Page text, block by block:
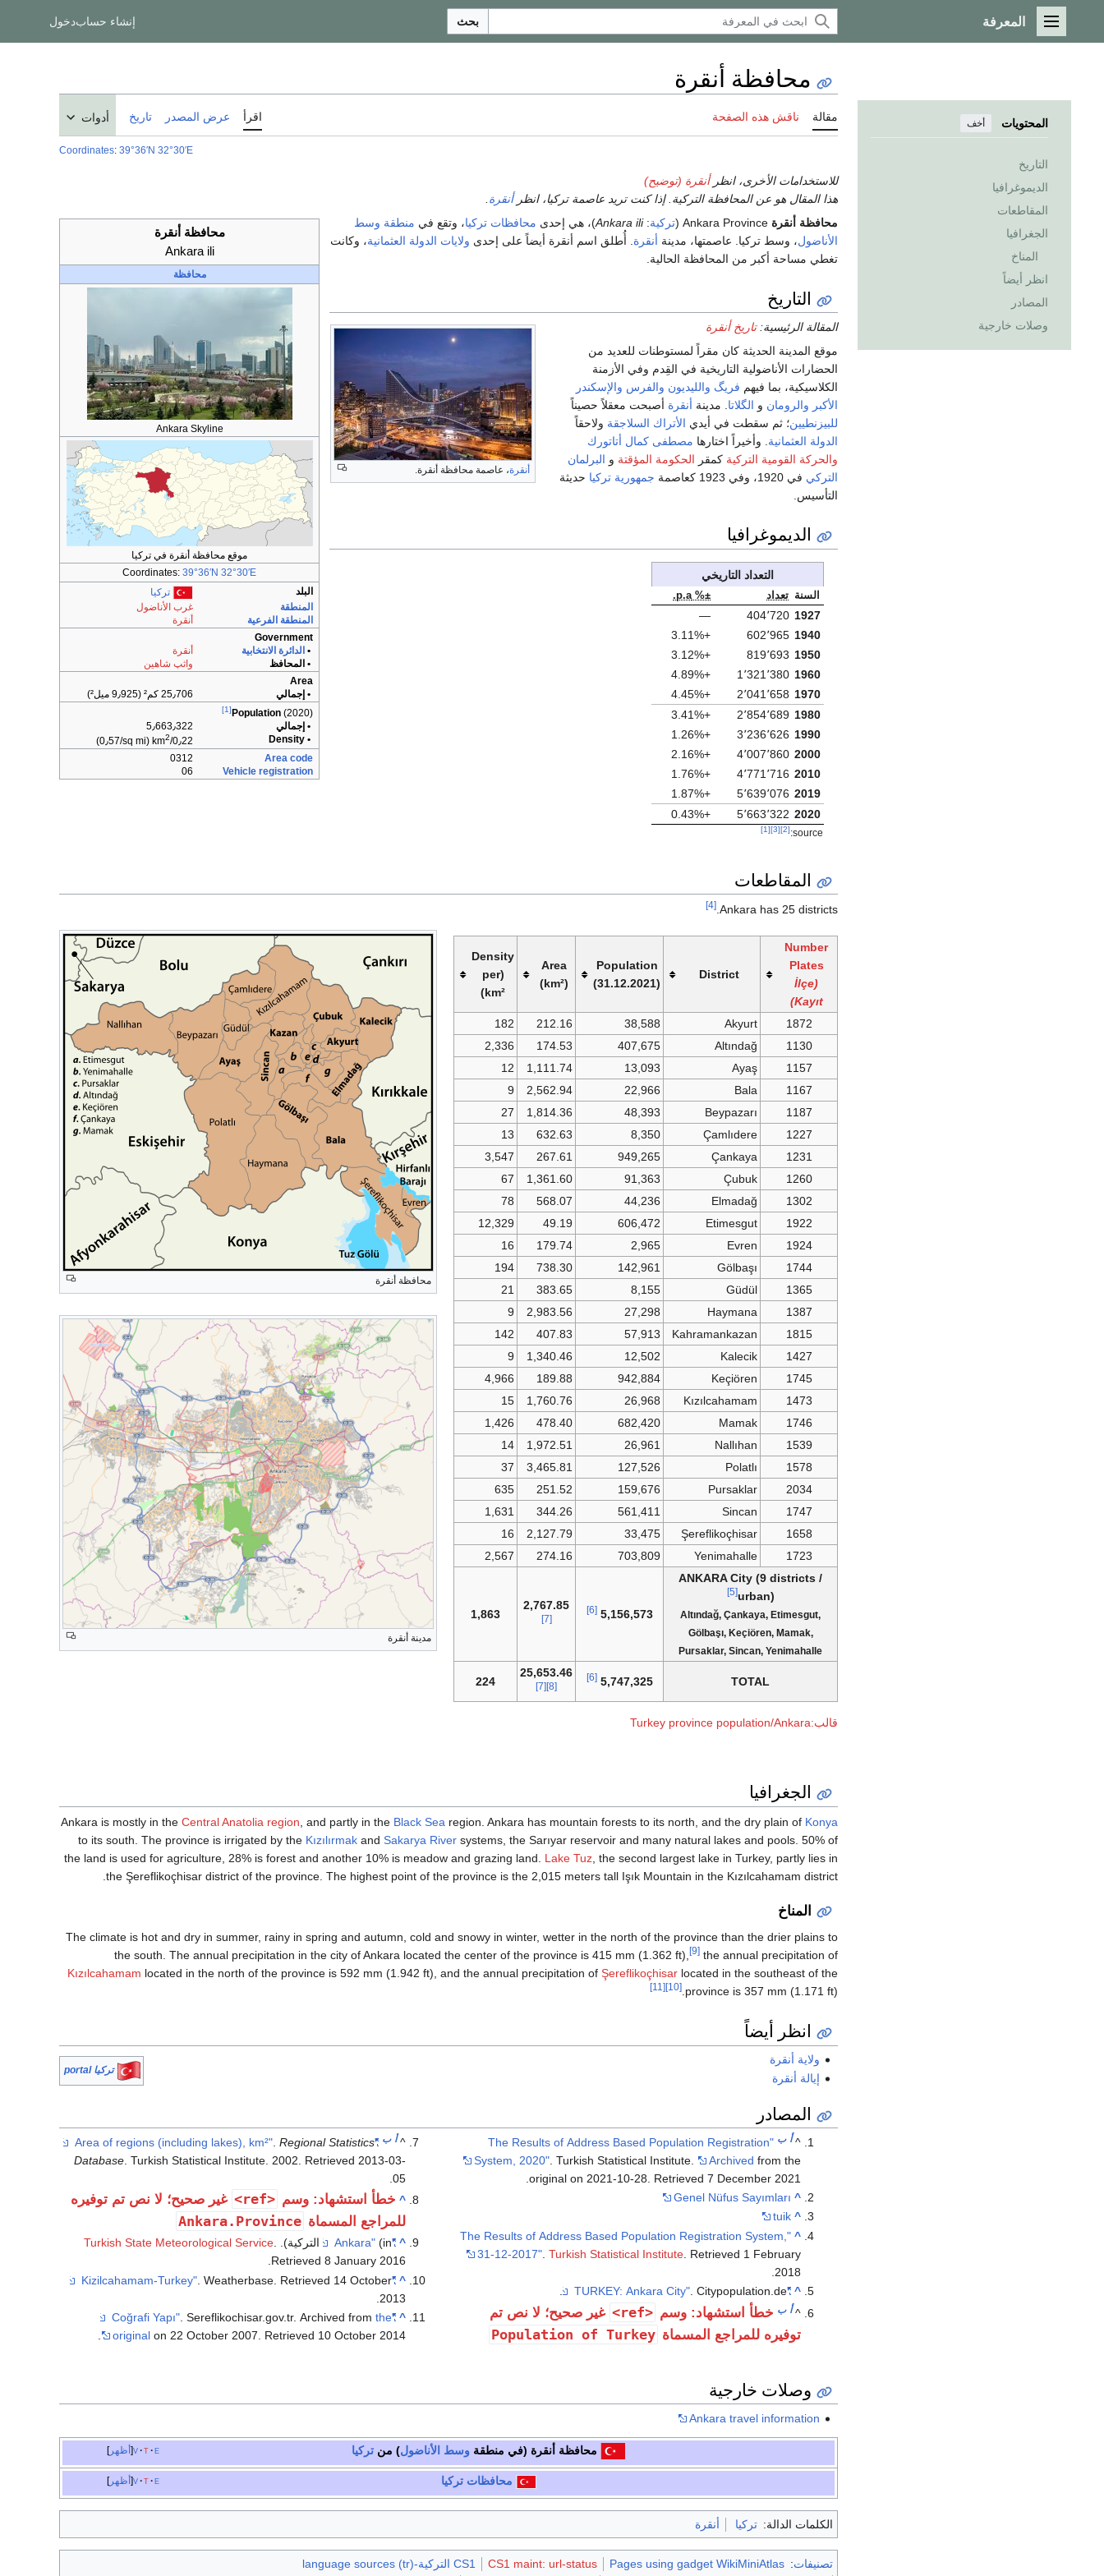
القائمة الرئيسية
المعرفة بحث إنشاء حسابدخول
المحتويات أخف
التاريخ
الديموغرافيا
المقاطعات
الجغرافيا
المناخ
انظر أيضاً
المصادر
وصلات خارجية
محافظة أنقرة
مقالة ناقش هذه الصفحة اقرأ عرض المصدر تاريخ أدوات
Coordinates: 39°36′N 32°30′E
للاستخدامات الأخرى، انظرأنقرة (توضيح)
هذا المقال هو عن المحافظة التركية. إذا كنت تريد عاصمة تركيا، انظرأنقرة
محافظة أنقرة
Ankara ili
محافظة
Ankara Skyline
موقع محافظة أنقرة في تركيا
Coordinates: 39°36′N 32°30′E
البلد
تركيا
المنطقة
غرب الأناضول
المنطقة الفرعية
أنقرة
Government
• الدائرة الانتخابية
أنقرة
• المحافظ
واثپ شاهين
Area
• إجمالي
25٫706 كم² (9٫925 ميل²)
Population (2020)
[1]
• إجمالي
5٫663٫322
• Density
0٫22/km 2
(0٫57/sq mi)
Area code
0312
Vehicle registration
06
محافظة أنقرة تركية:
Ankara ili)، هي إحدى محافظات تركيا، وتقع في منطقة وسط
الأناضول، وسط تركيا. عاصمتها، مدينة أنقرة . أُطلق اسم أنقرة أيضاً على إحدى ولايات الدولة العثمانية، وكانت
تغطي مساحة أكبر من المحافظة الحالية.
التاريخ
أنقرة، عاصمة محافظة أنقرة.
المقالة الرئيسية:تاريخ أنقرة
موقع المدينة الحديثة كان مقراً لمستوطنات للعديد من
الحضارات الأناضولية التاريخية في القِدم وفي الأزمنة
الكلاسيكية، بما فيهم فريگ والليديون والفرس والإسكندر
الأكبر والرومان و الگلاتا . مدينة أنقرة أصبحت معقلاً حصيناً
للبيزنطيين؛ ثم سقطت في أيدي الأتراك السلاجقة ولاحقاً
الدولة العثمانية . وأخيراً اختارها مصطفى كمال أتاتورك
والحركة القومية التركية كمقر الحكومة المؤقتة و البرلمان
التركي في 1920، وفي 1923 كعاصمة جمهورية تركيا حديثة
التأسيس.
الديموغرافيا
التعداد التاريخي
السنة تعداد ±% p.a.
1927 404٬720
—
1940 602٬965
+3.11%
1950 819٬693
+3.12%
1960 1٬321٬380
+4.89%
1970 2٬041٬658
+4.45%
1980 2٬854٬689
+3.41%
1990 3٬236٬626
+1.26%
2000 4٬007٬860
+2.16%
2010 4٬771٬716
+1.76%
2019 5٬639٬076
+1.87%
2020 5٬663٬322 +0.43%
source:
[2]
[3]
[1]
المقاطعات
Ankara has 25 districts.
[4]
محافظة أنقرة
مدينة أنقرة
Number
Plates
(İlçe
Kayıt)
District
Population
(31.12.2021)
Area
(km²)
Density
(per
km²)
1872
Akyurt
38,588
212.16
182
1130
Altındağ
407,675
174.53
2,336
1157
Ayaş
13,093
1,111.74
12
1167
Bala
22,966
2,562.94
9
1187
Beypazarı
48,393
1,814.36
27
1227
Çamlıdere
8,350
632.63
13
1231
Çankaya
949,265
267.61
3,547
1260
Çubuk
91,363
1,361.60
67
1302
Elmadağ
44,236
568.07
78
1922
Etimesgut
606,472
49.19
12,329
1924
Evren
2,965
179.74
16
1744
Gölbaşı
142,961
738.30
194
1365
Güdül
8,155
383.65
21
1387
Haymana
27,298
2,983.56
9
1815
Kahramankazan
57,913
407.83
142
1427
Kalecik
12,502
1,340.46
9
1745
Keçiören
942,884
189.88
4,966
1473
Kızılcahamam
26,968
1,760.76
15
1746
Mamak
682,420
478.40
1,426
1539
Nallıhan
26,961
1,972.51
14
1578
Polatlı
127,526
3,465.81
37
2034
Pursaklar
159,676
251.52
635
1747
Sincan
561,411
344.26
1,631
1658
Şereflikoçhisar
33,475
2,127.79
16
1723
Yenimahalle
703,809
274.16
2,567
ANKARA City (9 districts /
urban)
[5]
Altındağ, Çankaya, Etimesgut,
Gölbaşı, Keçiören, Mamak,
Pursaklar, Sincan, Yenimahalle
5,156,573
[6]
2,767.85
[7]
1,863
TOTAL
5,747,325
[6]
25,653.46
[8]
[7]
224
قالب:Turkey province population/Ankara
الجغرافيا
Ankara is mostly in the Central Anatolia region , and partly in the Black Sea region. Ankara has mountain forests to its north, and the dry plain of Konya
to its south. The province is irrigated by the Kızılırmak and Sakarya River systems, the Sarıyar reservoir and many natural lakes and pools. 50% of
the land is used for agriculture, 28% is forest and another 10% is meadow and grazing land. Lake Tuz , the second largest lake in Turkey, partly lies in
the Şereflikoçhisar district of the province. The highest point of the province is the 2,015 meters tall Işık Mountain in the Kızılcahamam district.
المناخ
The climate is hot and dry in summer, rainy in spring and autumn, cold and snowy in winter, wetter in the north of the province than the drier plains to
the south. The annual precipitation in the city of Ankara located the center of the province is 415 mm (1.362 ft),
[9] the annual precipitation of
Kızılcahamam located in the north of the province is 592 mm (1.942 ft), and the annual precipitation of Şereflikoçhisar located in the southeast of the
province is 357 mm (1.171 ft).
[10]
[11]
انظر أيضاً
تركيا portal
ولاية أنقرة
إيالة أنقرة
المصادر
^أ ب
"The Results of Address Based Population Registration
System, 2020" . Turkish Statistical Institute. Archived from the
original on 2021-10-28 . Retrieved7 December 2021
.
^
Genel Nüfus Sayımları
^
tuik
^
"The Results of Address Based Population Registration System,
31-12-2017" .Turkish Statistical Institute . Retrieved 1 February
2018
^
"TURKEY: Ankara City"
. Citypopulation.de.
^أ ب خطأ استشهاد: وسم <ref>
غير صحيح؛ لا نص تم
توفيره للمراجع المسماة Population of Turkey
^أ ب "Area of regions (including lakes), km²"
.Regional Statistics
Database . Turkish Statistical Institute. 2002 . Retrieved 2013-03-
05
.
^ خطأ استشهاد: وسم <ref>
غير صحيح؛ لا نص تم توفيره
للمراجع المسماة Ankara.Province
^
"Ankara"(in التركية). Turkish State Meteorological Service.
Retrieved8 January 2016
.
^
"Kizilcahamam-Turkey"
. Weatherbase . Retrieved 14 October
2013
^
"Coğrafi Yapı"
. Sereflikochisar.gov.tr. Archived fromthe
original on 22 October 2007. Retrieved 10 October 2014
.
وصلات خارجية
Ankara travel information
أظهر v t e محافظة أنقرة (في منطقة وسط الأناضول) من تركيا
أظهر v t e محافظات تركيا
الكلمات الدالة: تركيا أنقرة
تصنيفات:
Pages using gadget WikiMiniAtlas
CS1 maint: url-status
CS1 التركية-language sources (tr)